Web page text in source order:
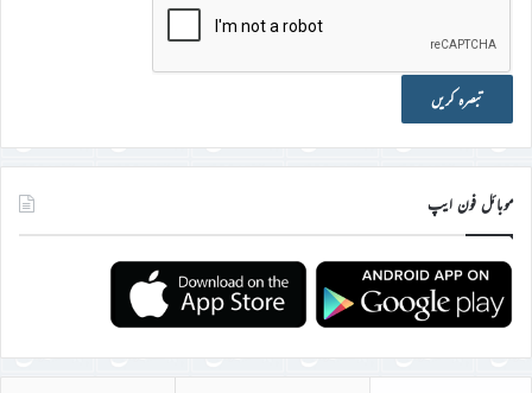
موبائل فون ایپ